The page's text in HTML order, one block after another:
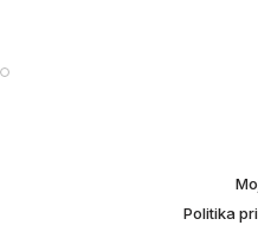
Politika